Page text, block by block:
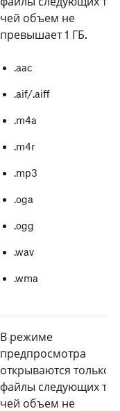
чей объем не
превышает 1 ГБ.
.aac
.aif/.aiff
.m4a
.m4r
.mp3
.oga
.ogg
.wav
.wma
В режиме
предпросмотра
открываются только
файлы следующих
чей объем не